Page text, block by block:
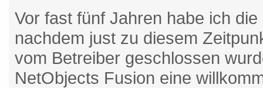
Vor fast fünf Jahren habe ich
nachdem just zu diesem
vom Betreiber geschlossen
NetObjects Fusion eine